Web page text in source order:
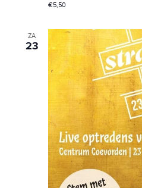
€5,50
ZA
23